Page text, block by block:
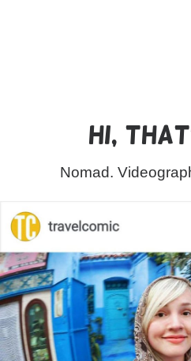
Hi,
Nomad.